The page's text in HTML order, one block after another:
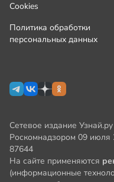
Cookies
Политика обработки
персональных данных
Сетевое издание
Роскомнадзором 09
87644
На сайте применяются
(информационные